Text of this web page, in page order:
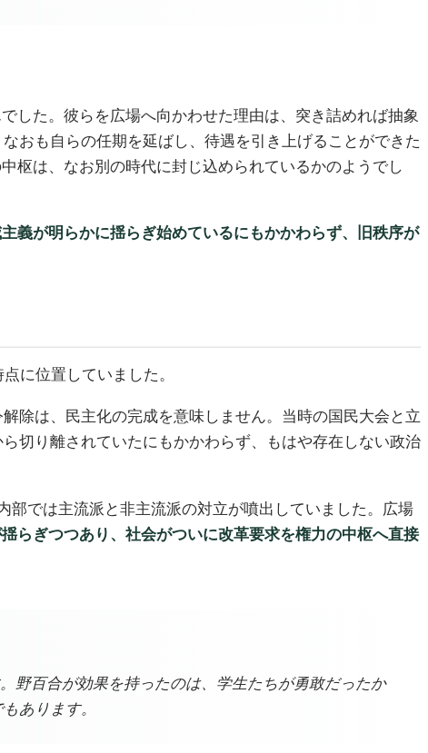
した。彼らを広場へ向かわせた理由は、突き詰めれば抽象
おも自らの任期を延ばし、待遇を引き上げることができた
枢は、なお別の時代に封じ込められているかのようでし
義が明らかに揺らぎ始めているにもかかわらず、旧秩序が
に位置していました。
除は、民主化の完成を意味しません。当時の国民大会と立
切り離されていたにもかかわらず、もはや存在しない政治
部では主流派と非主流派の対立が噴出していました。広場
揺らぎつつあり、社会がついに改革要求を権力の中枢へ直接
野百合が効果を持ったのは、学生たちが勇敢だったか
あります。